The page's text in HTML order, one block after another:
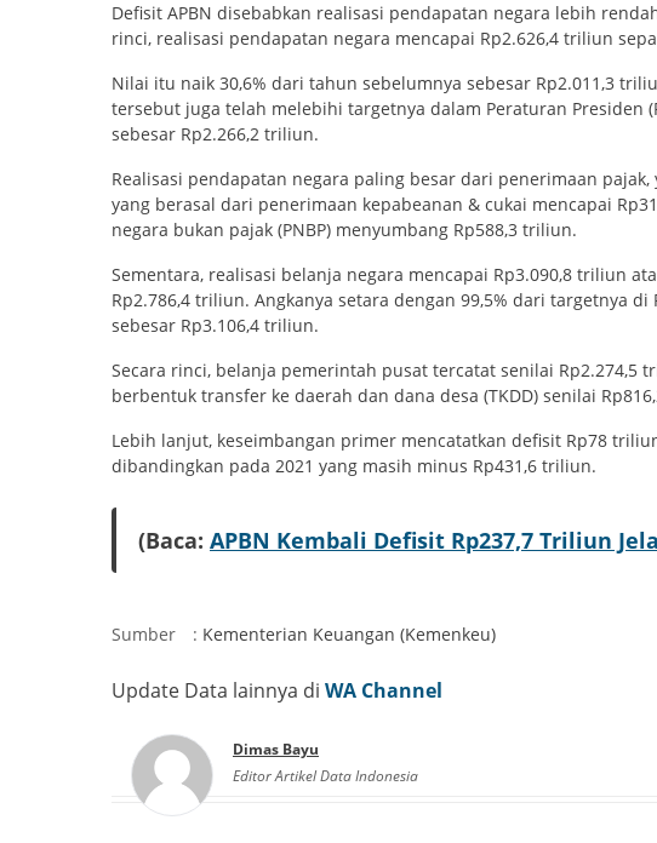
Defisit APBN disebabkan realisasi pendapatan negara lebih
rinci, realisasi pendapatan negara mencapai Rp2.626,4 triliun
Nilai itu naik 30,6% dari tahun sebelumnya sebesar Rp2.011,3
tersebut juga telah melebihi targetnya dalam Peraturan Presiden
sebesar Rp2.266,2 triliun.
Realisasi pendapatan negara paling besar dari penerimaan
yang berasal dari penerimaan kepabeanan & cukai mencapai
negara bukan pajak (PNBP) menyumbang Rp588,3 triliun.
Sementara, realisasi belanja negara mencapai Rp3.090,8 triliun
Rp2.786,4 triliun. Angkanya setara dengan 99,5% dari targetnya
sebesar Rp3.106,4 triliun.
Secara rinci, belanja pemerintah pusat tercatat senilai Rp2.274,5
berbentuk transfer ke daerah dan dana desa (TKDD) senilai
Lebih lanjut, keseimbangan primer mencatatkan defisit Rp78
dibandingkan pada 2021 yang masih minus Rp431,6 triliun.
(Baca: APBN Kembali Defisit Rp237,7 Triliun
Sumber : Kementerian Keuangan (Kemenkeu)
Update Data lainnya di WA Channel
Dimas Bayu
Editor Artikel Data Indonesia